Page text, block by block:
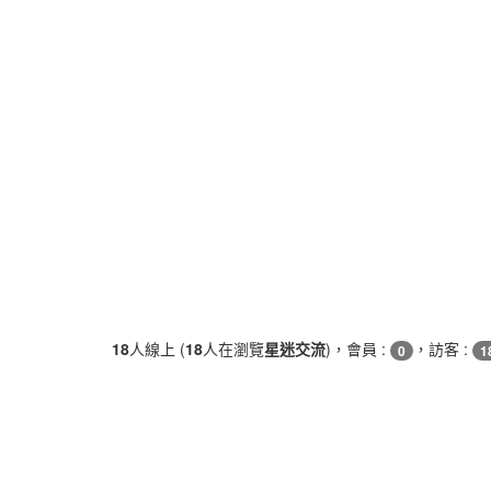
18人線上 (18人在瀏覽星迷交流)，會員 : 0 ，訪客 :